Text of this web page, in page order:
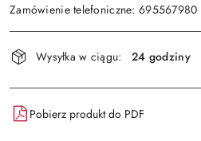
Zamówienie telefoniczne: 695567980
Dostępność
i
dostawa
Wysyłka w ciągu: 24 godziny
Pobierz produkt do PDF